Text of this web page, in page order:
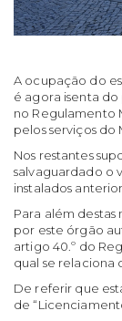
A ocupação do
é agora isenta
no Regulamento
pelos serviços do
Nos restantes
salvaguardado o
instalados
Para além
por este órgão
artigo 40.º do
qual se relaciona
De referir que
de